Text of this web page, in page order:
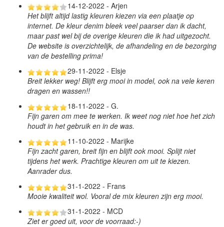
14-12-2022 - Arjen
Het blijft altijd lastig kleuren kiezen via een plaatje op
internet. De kleur denim bleek veel paarser dan ik dacht,
maar past wel bij de overige kleuren die ik had uitgezocht.
De website is overzichtelijk, de afhandeling en de bezorging
van de bestelling prima!
29-11-2022 - Elsje
Breit lekker weg! Blijft erg mooi in model, ook na vele keren
dragen en wassen!!
18-11-2022 - G.
Fijn garen om mee te werken. Ik weet nog niet hoe het zich
houdt in het gebruik en in de was.
11-10-2022 - Marijke
Fijn zacht garen, breit fijn en blijft ook mooi. Splijt niet
tijdens het werk. Prachtige kleuren om uit te kiezen.
Aanrader dus.
31-1-2022 - Frans
Mooie kwaliteit wol. Vooral de mix kleuren zijn erg mooi.
31-1-2022 - MCD
Ziet er goed uit, voor de voorraad:-)